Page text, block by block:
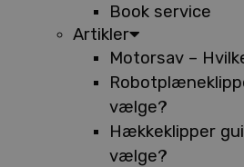
Book service
Artikler
Motorsav –
vælge?
Hækkeklipper
vælge?